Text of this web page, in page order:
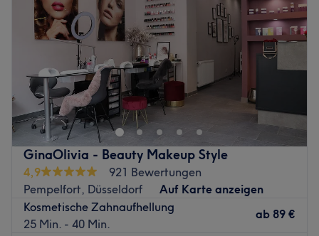
Freitag
10:00 20:00
Samstag
10:00 –20:00
Sonntag
Geschlossen
Du hast genug davon, täglich unter der Dusche deinen
Rasierer zu schwingen und willst lieber rund um die Uhr
mit babyzarter, stoppelfreier Haut glänzen? Dann solltest
du dir einen Besuch bei Waxcat Düsseldorf im
Einkaufszentrum Düsseldorf Arcaden in der
Friedrichstraße 133 nicht entgehen lassen. Schnell und
einfach deinen Termin bei Treatwell gebucht, kann es
auch schon losgehen!
In seinem Salon empfängt das Team natürlich nicht nur
treatmentbegeisterte Kätzchen, sondern befreit wirklich
GinaOlivia - Beauty Makeup Style
4,9
921 Bewertungen
Pempelfort, Düsseldorf
Auf Karte anzeigen
Kosmetische Zahnaufhellung
25 Min. - 40 Min.
ab 89 €